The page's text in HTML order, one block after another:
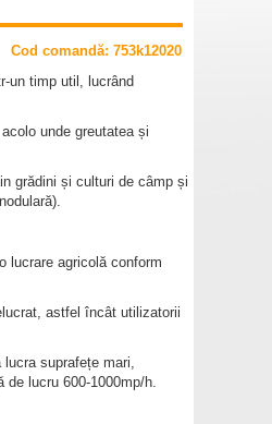
Cod comandă: 753k12020
un timp util, lucrând
unde greutatea și
grădini și culturi de câmp și
lucrare agricolă conform
astfel încât utilizatorii
suprafețe mari,
lucru 600-1000mp/h.